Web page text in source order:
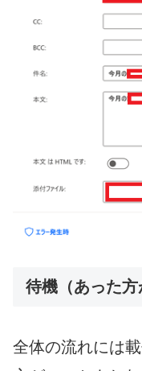
待機（あった方
全体の流れには